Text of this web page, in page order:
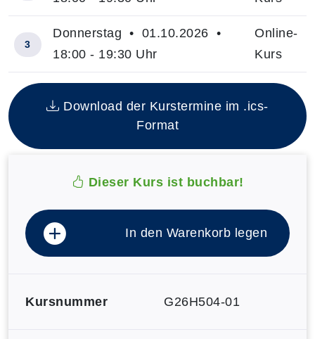
Insgesamt gibt es 3 Termine zum diesen Kurs
3
Donnerstag • 01.10.2026 •
18:00 - 19:30 Uhr
Online-
Kurs
Download der Kurstermine im .ics-
Format
Dieser Kurs ist buchbar!
In den Warenkorb legen
Kursnummer G26H504-01